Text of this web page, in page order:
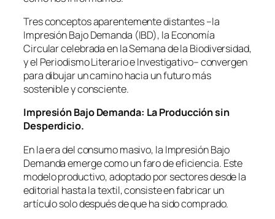
Tres conceptos aparentemente distantes –la
Impresión Bajo Demanda (IBD), la Economía
Circular celebrada en la Semana de la Biodiversidad,
y el Periodismo Literario e Investigativo– convergen
para dibujar un camino hacia un futuro más
sostenible y consciente.
Impresión Bajo Demanda: La Producción sin
Desperdicio.
En la era del consumo masivo, la Impresión Bajo
Demanda emerge como un faro de eficiencia. Este
modelo productivo, adoptado por sectores desde la
editorial hasta la textil, consiste en fabricar un
artículo solo después de que ha sido comprado.